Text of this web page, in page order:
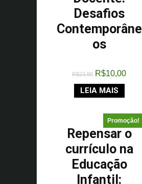
Desafios
Contemporâne
os
R$23,80 R$10,00
LEIA MAIS
Promoção!
Repensar o
currículo na
Educação
Infantil: